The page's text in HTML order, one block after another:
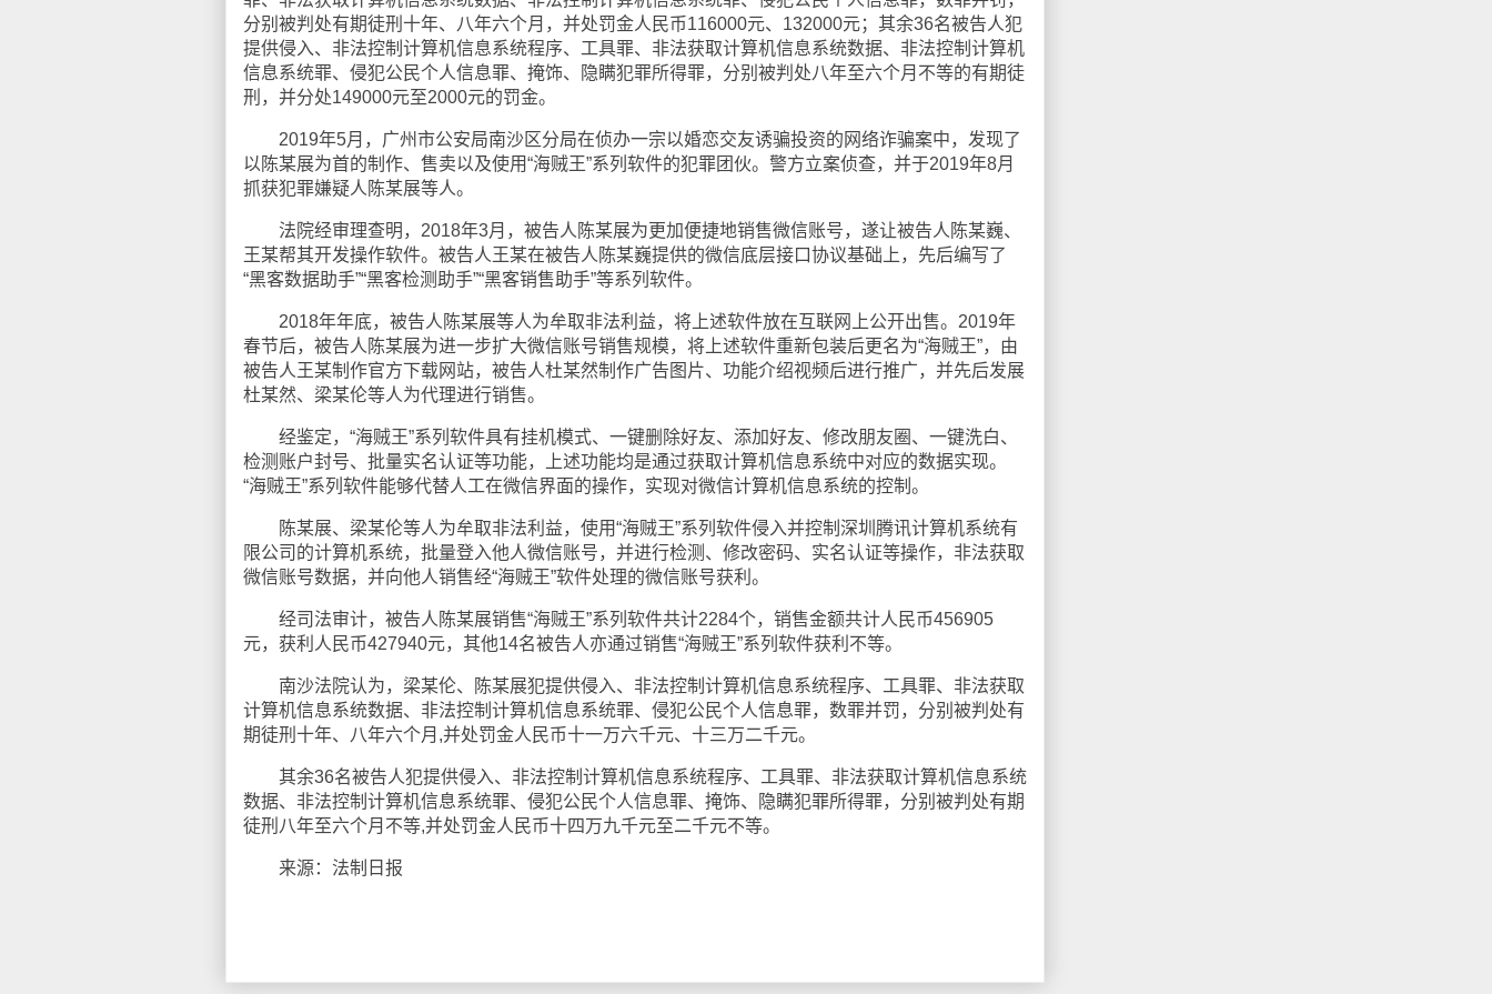
分别被判处有期徒刑十年、八年六个月，并处罚金人民币116000元、132000元；其余36名被告人犯
提供侵入、非法控制计算机信息系统程序、工具罪、非法获取计算机信息系统数据、非法控制计算机
信息系统罪、侵犯公民个人信息罪、掩饰、隐瞒犯罪所得罪，分别被判处八年至六个月不等的有期徒
刑，并分处149000元至2000元的罚金。
2019年5月，广州市公安局南沙区分局在侦办一宗以婚恋交友诱骗投资的网络诈骗案中，发现了
以陈某展为首的制作、售卖以及使用“海贼王”系列软件的犯罪团伙。警方立案侦查，并于2019年8月
抓获犯罪嫌疑人陈某展等人。
法院经审理查明，2018年3月，被告人陈某展为更加便捷地销售微信账号，遂让被告人陈某巍、
王某帮其开发操作软件。被告人王某在被告人陈某巍提供的微信底层接口协议基础上，先后编写了
“黑客数据助手”“黑客检测助手”“黑客销售助手”等系列软件。
2018年年底，被告人陈某展等人为牟取非法利益，将上述软件放在互联网上公开出售。2019年
春节后，被告人陈某展为进一步扩大微信账号销售规模，将上述软件重新包装后更名为“海贼王”，由
被告人王某制作官方下载网站，被告人杜某然制作广告图片、功能介绍视频后进行推广，并先后发展
杜某然、梁某伦等人为代理进行销售。
经鉴定，“海贼王”系列软件具有挂机模式、一键删除好友、添加好友、修改朋友圈、一键洗白、
检测账户封号、批量实名认证等功能，上述功能均是通过获取计算机信息系统中对应的数据实现。
“海贼王”系列软件能够代替人工在微信界面的操作，实现对微信计算机信息系统的控制。
陈某展、梁某伦等人为牟取非法利益，使用“海贼王”系列软件侵入并控制深圳腾讯计算机系统有
限公司的计算机系统，批量登入他人微信账号，并进行检测、修改密码、实名认证等操作，非法获取
微信账号数据，并向他人销售经“海贼王”软件处理的微信账号获利。
经司法审计，被告人陈某展销售“海贼王”系列软件共计2284个，销售金额共计人民币456905
元，获利人民币427940元，其他14名被告人亦通过销售“海贼王”系列软件获利不等。
南沙法院认为，梁某伦、陈某展犯提供侵入、非法控制计算机信息系统程序、工具罪、非法获取
计算机信息系统数据、非法控制计算机信息系统罪、侵犯公民个人信息罪，数罪并罚，分别被判处有
期徒刑十年、八年六个月,并处罚金人民币十一万六千元、十三万二千元。
其余36名被告人犯提供侵入、非法控制计算机信息系统程序、工具罪、非法获取计算机信息系统
数据、非法控制计算机信息系统罪、侵犯公民个人信息罪、掩饰、隐瞒犯罪所得罪，分别被判处有期
徒刑八年至六个月不等,并处罚金人民币十四万九千元至二千元不等。
来源：法制日报